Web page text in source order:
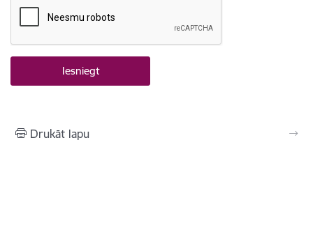
Drukāt lapu